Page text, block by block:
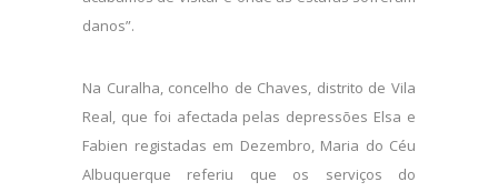
danos”.
Na Curalha, concelho de Chaves, distrito de Vila
Real, que foi afectada pelas depressões Elsa e
Fabien registadas em Dezembro, Maria do Céu
Albuquerque referiu que os serviços do